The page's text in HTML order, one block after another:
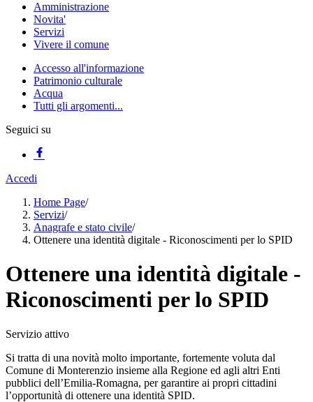
Amministrazione
Novita'
Servizi
Vivere il comune
Accesso all'informazione
Patrimonio culturale
Acqua
Tutti gli argomenti...
Seguici su
Accedi
Home Page/
Servizi/
Anagrafe e stato civile/
Ottenere una identità digitale - Riconoscimenti per lo SPID
Ottenere una identità digitale -
Riconoscimenti per lo SPID
Servizio attivo
Si tratta di una novità molto importante, fortemente voluta dal
Comune di Monterenzio insieme alla Regione ed agli altri Enti
pubblici dell’Emilia-Romagna, per garantire ai propri cittadini
l’opportunità di ottenere una identità SPID.